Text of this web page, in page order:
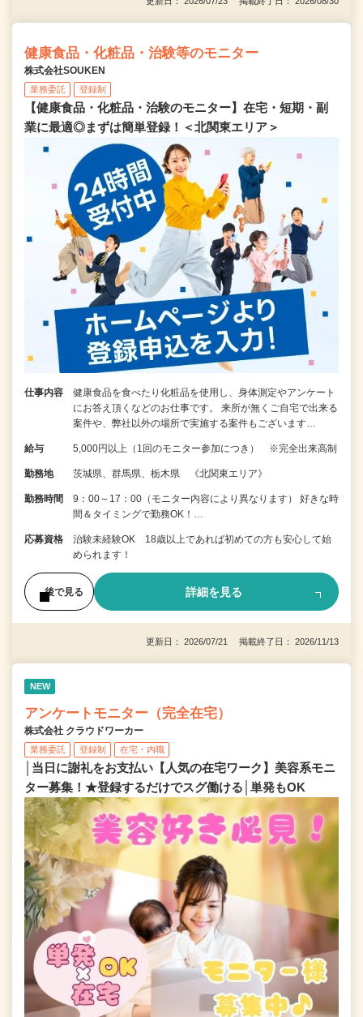
健康食品・化粧品・治験等のモニター
株式会社SOUKEN
業務委託 登録制
【健康食品・化粧品・治験のモニター】在宅・短期・副
業に最適◎まずは簡単登録！＜北関東エリア＞
仕事内容
健康食品を食べたり化粧品を使用し、身体測定やアンケート
にお答え頂くなどのお仕事です。 来所が無くご自宅で出来る
案件や、弊社以外の場所で実施する案件もございます…
給与 5,000円以上（1回のモニター参加につき） ※完全出来高制
勤務地 茨城県、群馬県、栃木県 《北関東エリア》
勤務時間
9：00～17：00（モニター内容により異なります） 好きな時
間＆タイミングで勤務OK！…
応募資格
治験未経験OK 18歳以上であれば初めての方も安心して始
められます！
後で見る 詳細を見る
更新日： 2026/07/21 掲載終了日： 2026/11/13
NEW
アンケートモニター（完全在宅）
株式会社 クラウドワーカー
業務委託 登録制 在宅・内職
│当日に謝礼をお支払い【人気の在宅ワーク】美容系モニ
ター募集！★登録するだけでスグ働ける│単発もOK